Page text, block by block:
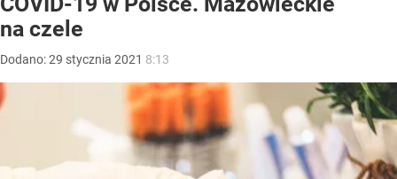
na czele
Dodano:29 stycznia 2021 8:13